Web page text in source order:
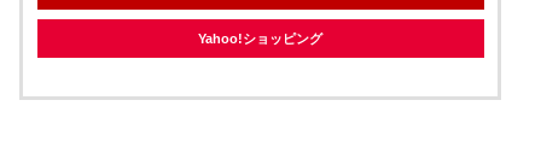
Yahoo!ショッピング